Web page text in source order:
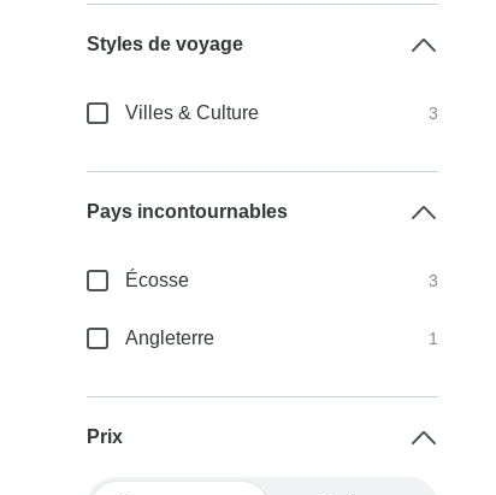
Styles de voyage
Villes & Culture 3
Pays incontournables
Écosse 3
Angleterre 1
Prix